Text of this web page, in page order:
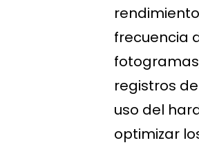
frecuencia
registros
uso del
optimizar